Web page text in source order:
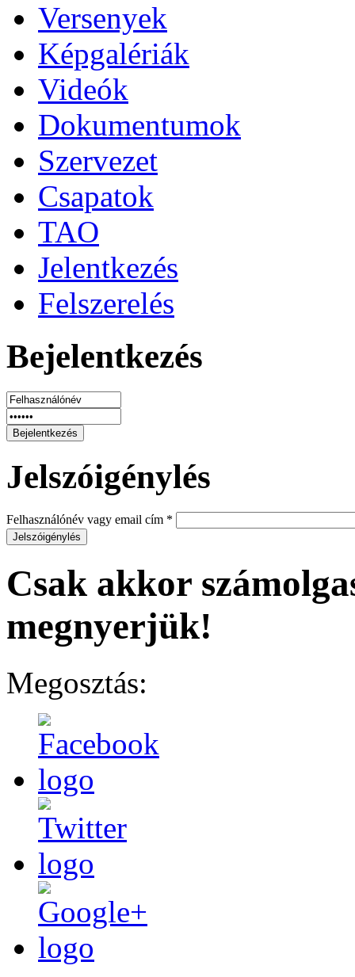
Versenyek
Képgalériák
Videók
Dokumentumok
Szervezet
Csapatok
TAO
Jelentkezés
Felszerelés
Bejelentkezés
Jelszóigénylés
Felhasználónév vagy email cím *
Csak akkor
megnyerjük!
Megosztás: